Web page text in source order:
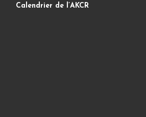
Calendrier de l’AKCR